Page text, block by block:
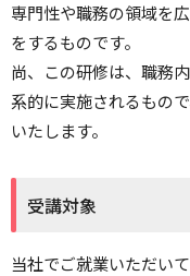
リセット
専門性や職務の領域を
をするものです。
尚、この研修は、職務
系的に実施されるもの
いたします。
受講対象
当社でご就業いただい